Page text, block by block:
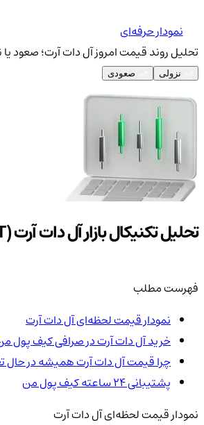
نمودار حرفه‌ای
تحلیل روند قیمت امروز آل دات آرت؛ صعود یا
نزولی صعودی
تحلیل تکنیکال بازار آل دات آرت (AART)
فهرست مطلب
نمودار قیمت لحظه‌ای آل دات آرت
خرید آل دات آرت در صرافی کیف پول
چرا قیمت آل دات آرت همیشه در حال
پشتیبانی ۲۴ ساعته کیف پول من
نمودار قیمت لحظه‌ای آل دات آرت